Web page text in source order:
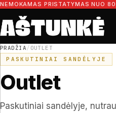
Pereiti prie turinio
NEMOKAMAS PRISTATYMAS NUO
Ieškoti dalių
Ieškoti
PRADŽIA/ OUTLET
PASKUTINIAI SANDĖLYJE
Outlet
Paskutiniai sandėlyje,